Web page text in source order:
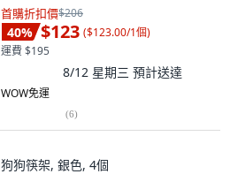
首購折扣價$206
40% $123 ($123.00/1個)
運費 $195
8/12 星期三 預計送達
WOW免運
(6)
狗狗筷架, 銀色, 4個